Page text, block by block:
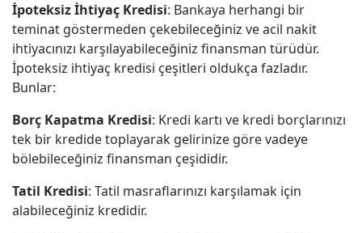
İpoteksiz İhtiyaç Kredisi: Bankaya herhangi bir
teminat göstermeden çekebileceğiniz ve acil nakit
ihtiyacınızı karşılayabileceğiniz finansman türüdür.
İpoteksiz ihtiyaç kredisi çeşitleri oldukça fazladır.
Bunlar:
Borç Kapatma Kredisi: Kredi kartı ve kredi borçlarınızı
tek bir kredide toplayarak gelirinize göre vadeye
bölebileceğiniz finansman çeşididir.
Tatil Kredisi: Tatil masraflarınızı karşılamak için
alabileceğiniz kredidir.